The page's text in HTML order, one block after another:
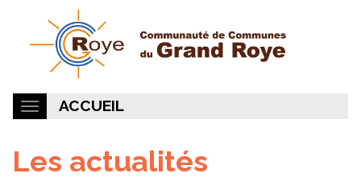
ACCUEIL
Les actualités